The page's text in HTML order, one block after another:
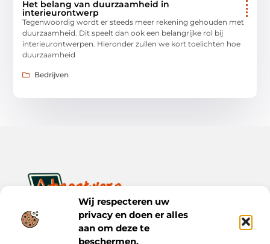
Wij respecteren uw
privacy en doen er alles
aan om deze te
beschermen.
Het belang van duurzaamheid in
interieurontwerp
Tegenwoordig wordt er steeds meer rekening gehouden met
duurzaamheid. Dit speelt dan ook een belangrijke rol bij
interieurontwerpen. Hieronder zullen we kort toelichten hoe
duurzaamheid
Bedrijven
Ontwerp je dagelijks leven met inspiratie en verhalen.
Ontdek praktische tips, creatieve ideeën en waardevolle
inzichten op Bnontwerp.nl.